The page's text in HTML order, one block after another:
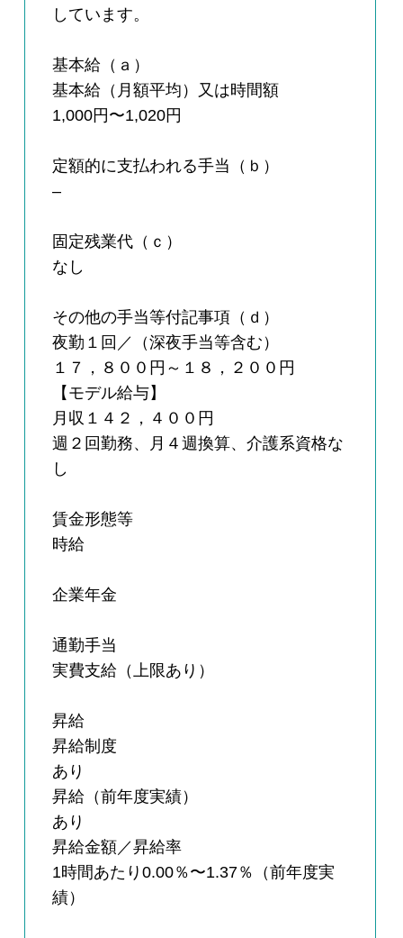
しています。
基本給（ａ）
基本給（月額平均）又は時間額
1,000円〜1,020円
定額的に支払われる手当（ｂ）
–
固定残業代（ｃ）
なし
その他の手当等付記事項（ｄ）
夜勤１回／（深夜手当等含む）
１７，８００円～１８，２００円
【モデル給与】
月収１４２，４００円
週２回勤務、月４週換算、介護系資格な
し
賃金形態等
時給
企業年金
通勤手当
実費支給（上限あり）
昇給
昇給制度
あり
昇給（前年度実績）
あり
昇給金額／昇給率
1時間あたり0.00％〜1.37％（前年度実
績）